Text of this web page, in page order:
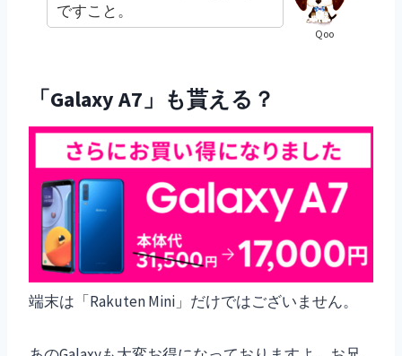
Qoo
ですこと。
「Galaxy A7」も貰える？
端末は「Rakuten Mini」だけではございません。